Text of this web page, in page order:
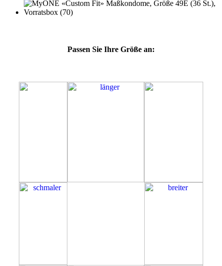
Passen Sie Ihre Größe an: